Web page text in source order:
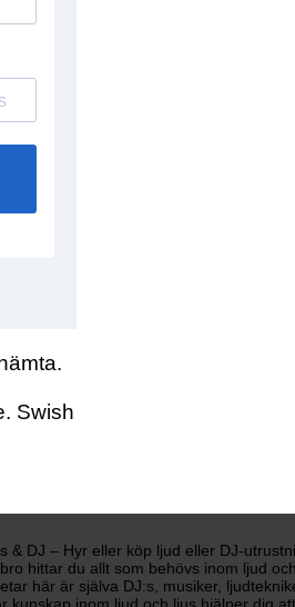
Swish
& DJ – Hyr eller köp ljud eller DJ-
hittar du allt som behövs inom ljud
här är själva DJ:s, musiker,